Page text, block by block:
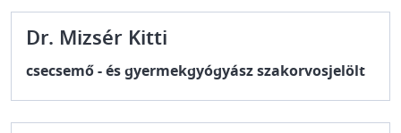
Dr. Mizsér Kitti
csecsemő - és gyermekgyógyász szakorvosjelölt